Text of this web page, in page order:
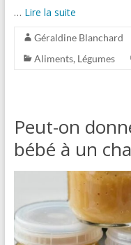
… Lire la suite
Géraldine Blanchard
Aliments, Légumes
Peut-on
bébé à un